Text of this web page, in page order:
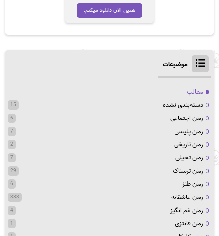
همین الان دانلود میکنم.
موضوعات
مطالب
دسته‌بندی نشده
15
رمان اجتماعی 6
رمان پلیسی 7
رمان تاریخی 2
رمان تخیلی 7
رمان ترسناک 29
رمان طنز 6
رمان عاشقانه 383
رمان غم انگیز 4
رمان فانتزی 1